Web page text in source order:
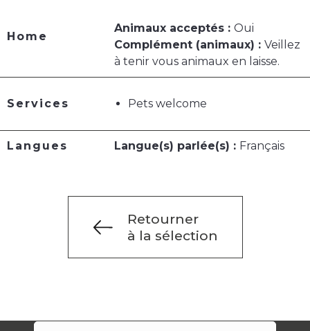
Home
Animaux acceptés : Oui
Complément (animaux) : Veillez
à tenir vous animaux en laisse.
Services Pets welcome
Langues Langue(s) parlée(s) : Français
Retourner
à la sélection